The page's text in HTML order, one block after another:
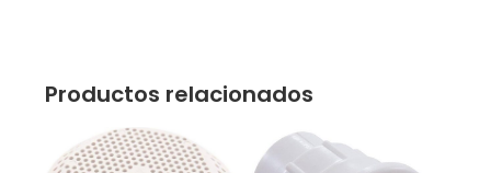
Productos relacionados